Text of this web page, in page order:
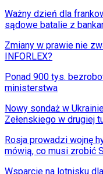
Ważny dzień dla
sądowe batalie z
Zmiany w prawie nie
INFORLEX?
Ponad 900 tys.
ministerstwa
Nowy sondaż w
Zełenskiego w drugiej
Rosja prowadzi wojnę
mówią, co musi zrobić
Wsparcie na lotnisku